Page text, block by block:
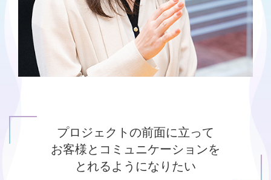
プロジェクトの前面に立って
お客様とコミュニケーションを
とれる ようになりたい